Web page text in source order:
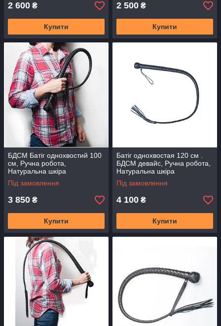
2 600 ₴
Купити
2 500 ₴
Купити
БДСМ Батіг однохвостий 100
см, Ручна робота,
Натуральна шкіра
Під замовлення
3 850 ₴
Купити
Батіг однохвостая 120 см .
БДСМ девайс, Ручна робота,
Натуральна шкіра
Під замовлення
4 100 ₴
Купити